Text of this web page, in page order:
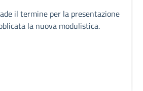
il termine per la presentazione
la nuova modulistica.